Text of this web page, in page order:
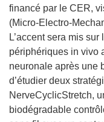
financé par le CER,
(Micro-Electro-
L’accent sera mis
périphériques in vivo
neuronale après une
d’étudier deux
NerveCyclicStretch,
biodégradable